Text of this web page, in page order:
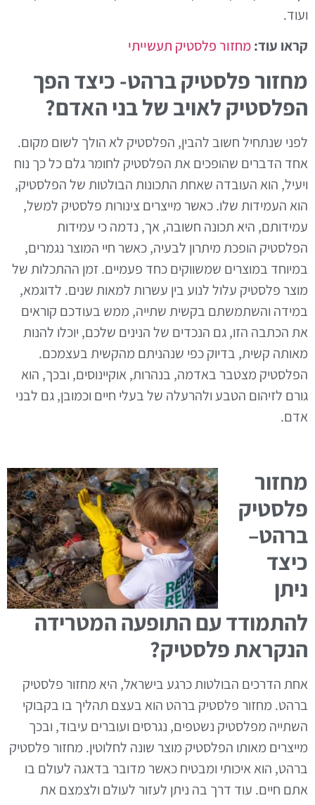
ועוד.
קראו עוד:מחזור פלסטיק תעשייתי
מחזור פלסטיק ברהט- כיצד הפך
הפלסטיק לאויב של בני האדם?
לפני שנתחיל חשוב להבין, הפלסטיק לא הולך לשום מקום.
אחד הדברים שהופכים את הפלסטיק לחומר גלם כל כך נוח
ויעיל, הוא העובדה שאחת התכונות הבולטות של הפלסטיק,
הוא העמידות שלו. כאשר מייצרים צינורות פלסטיק למשל,
עמידותם, היא תכונה חשובה, אך, נדמה כי עמידות
הפלסטיק הופכת מיתרון לבעיה, כאשר חיי המוצר נגמרים,
במיוחד במוצרים שמשווקים כחד פעמיים. זמן ההתכלות של
מוצר פלסטיק עלול לנוע בין עשרות למאות שנים. לדוגמא,
במידה והשתמשתם בקשית שתייה, ממש בעודכם קוראים
את הכתבה הזו, גם הנכדים של הנינים שלכם, יוכלו להנות
מאותה קשית, בדיוק כפי שנהניתם מהקשית בעצמכם.
הפלסטיק מצטבר באדמה, בנהרות, אוקיינוסים, ובכך, הוא
גורם לזיהום הטבע ולהרעלה של בעלי חיים וכמובן, גם לבני
אדם.
מחזור
פלסטיק
ברהט–
כיצד
ניתן
להתמודד עם התופעה המטרידה
הנקראת פלסטיק?
אחת הדרכים הבולטות כרגע בישראל, היא מחזור פלסטיק
ברהט. מחזור פלסטיק ברהט הוא בעצם תהליך בו בקבוקי
השתייה מפלסטיק נשטפים, נגרסים ועוברים עיבוד, ובכך
מייצרים מאותו הפלסטיק מוצר שונה לחלוטין. מחזור פלסטיק
ברהט, הוא איכותי ומבטיח כאשר מדובר בדאגה לעולם בו
אתם חיים. עוד דרך בה ניתן לעזור לעולם ולצמצם את